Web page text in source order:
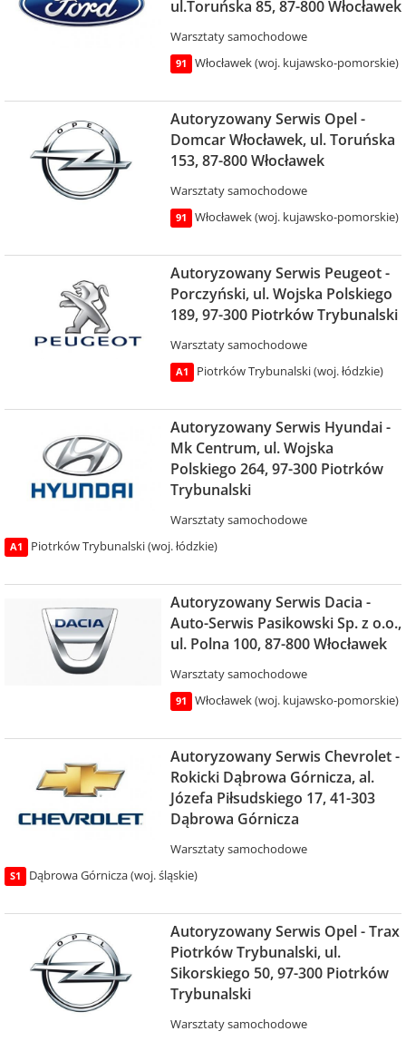
ul.Toruńska 85, 87-800 Włocławek
Warsztaty samochodowe
91 Włocławek (woj. kujawsko-pomorskie)
Autoryzowany Serwis Opel -
Domcar Włocławek, ul. Toruńska
153, 87-800 Włocławek
Warsztaty samochodowe
91 Włocławek (woj. kujawsko-pomorskie)
Autoryzowany Serwis Peugeot -
Porczyński, ul. Wojska Polskiego
189, 97-300 Piotrków Trybunalski
Warsztaty samochodowe
A1 Piotrków Trybunalski (woj. łódzkie)
Autoryzowany Serwis Hyundai -
Mk Centrum, ul. Wojska
Polskiego 264, 97-300 Piotrków
Trybunalski
Warsztaty samochodowe
A1 Piotrków Trybunalski (woj. łódzkie)
Autoryzowany Serwis Dacia -
Auto-Serwis Pasikowski Sp. z o.o.,
ul. Polna 100, 87-800 Włocławek
Warsztaty samochodowe
91 Włocławek (woj. kujawsko-pomorskie)
Autoryzowany Serwis Chevrolet -
Rokicki Dąbrowa Górnicza, al.
Józefa Piłsudskiego 17, 41-303
Dąbrowa Górnicza
Warsztaty samochodowe
S1 Dąbrowa Górnicza (woj. śląskie)
Autoryzowany Serwis Opel - Trax
Piotrków Trybunalski, ul.
Sikorskiego 50, 97-300 Piotrków
Trybunalski
Warsztaty samochodowe